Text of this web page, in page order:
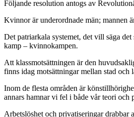
Följande resolution antogs av
Kvinnor är underordnade män; mannen
Det patriarkala systemet, det vill säga
kamp – kvinnokampen.
Att klassmotsättningen är den
finns idag motsättningar mellan stad och
Inom de flesta områden är
annars hamnar vi fel i både vår teori och
Arbetslöshet och privatiseringar drabbar